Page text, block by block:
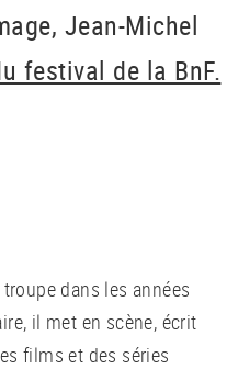
Jean-Michel
festival de la BnF.
dans les années
il met en scène, écrit
films et des séries